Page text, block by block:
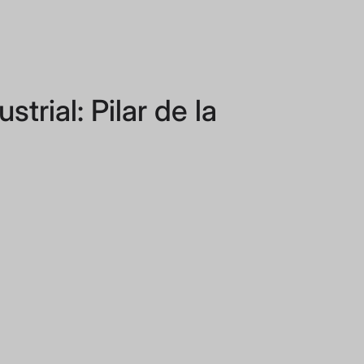
Pilar de la